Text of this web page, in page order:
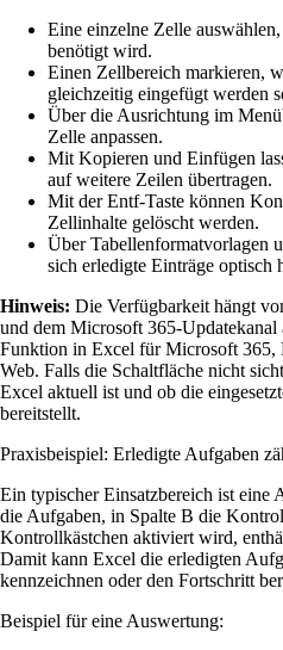
Eine einzelne Zelle
benötigt wird.
Einen Zellbereich markieren,
gleichzeitig eingefügt werden
Über die Ausrichtung im
Zelle anpassen.
Mit Kopieren und Einfügen
auf weitere Zeilen übertragen.
Mit der Entf-Taste können
Zellinhalte gelöscht werden.
Über Tabellenformatvorlagen
sich erledigte Einträge optisch
Hinweis: Die Verfügbarkeit hängt
und dem Microsoft 365-Updatekanal
Funktion in Excel für Microsoft 365,
Web. Falls die Schaltfläche nicht
Excel aktuell ist und ob die
bereitstellt.
Praxisbeispiel: Erledigte Aufgaben
Ein typischer Einsatzbereich ist eine
die Aufgaben, in Spalte B die
Kontrollkästchen aktiviert wird,
Damit kann Excel die erledigten
kennzeichnen oder den Fortschritt
Beispiel für eine Auswertung: